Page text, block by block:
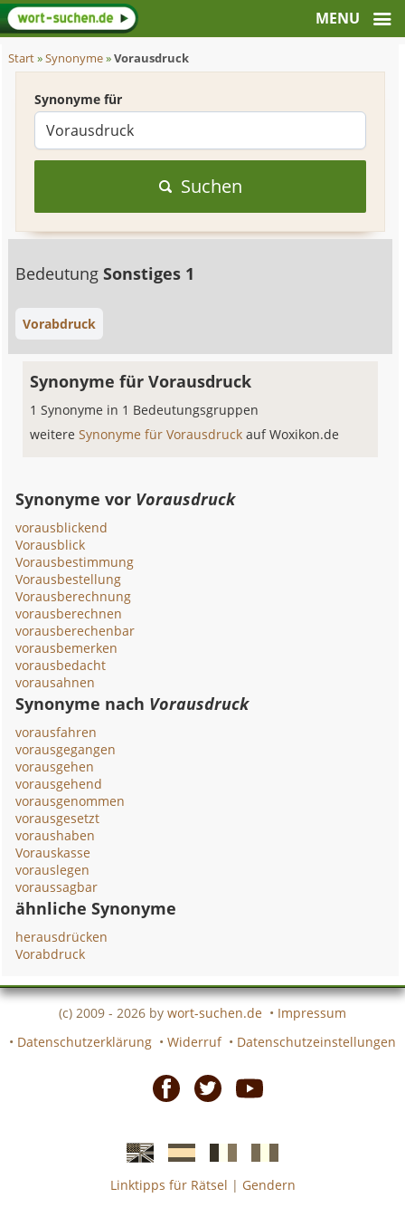
Start»Synonyme»Vorausdruck
Synonyme für
Suchen
BedeutungSonstiges 1
Vorabdruck
Synonyme für Vorausdruck
1 Synonyme in 1 Bedeutungsgruppen
weitereSynonyme für Vorausdruckauf Woxikon.de
Synonyme vor Vorausdruck
vorausblickend
Vorausblick
Vorausbestimmung
Vorausbestellung
Vorausberechnung
vorausberechnen
vorausberechenbar
vorausbemerken
vorausbedacht
vorausahnen
Synonyme nach Vorausdruck
vorausfahren
vorausgegangen
vorausgehen
vorausgehend
vorausgenommen
vorausgesetzt
voraushaben
Vorauskasse
vorauslegen
voraussagbar
ähnliche Synonyme
herausdrücken
Vorabdruck
(c) 2009 - 2026 by wort-suchen.de • Impressum
• Datenschutzerklärung • Widerruf • Datenschutzeinstellungen
EnglischeSpanischefranzösicheitalienische
Linktipps für Rätsel | Gendern